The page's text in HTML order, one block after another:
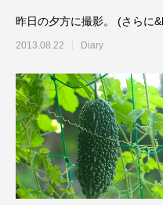
昨日の夕方に撮影。 (さらに
2013.08.22 Diary